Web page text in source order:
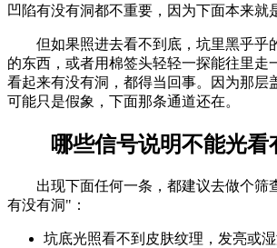
凹陷有没有洞都不重要，因为下面本来就
但如果照进去看不到底，坑里黑乎乎
的东西，或者用棉签头轻轻一探能往里
看起来有没有洞，都得当回事。因为那层
可能只是假象，下面那条通道还在。
哪些信号说明不能光看
出现下面任何一条，都建议去做个筛
有没有洞"：
坑底光照看不到皮肤纹理，发亮或湿